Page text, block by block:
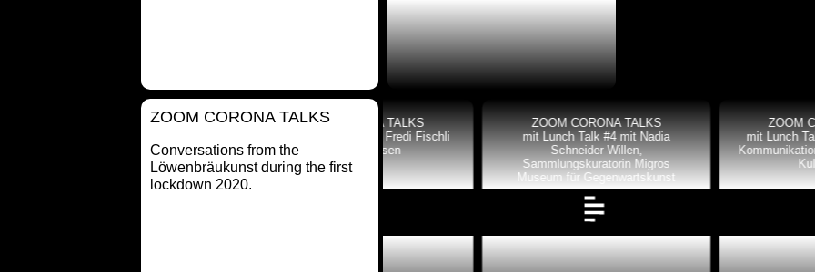
ZOOM CORONA TALKS
Conversations from the
Löwenbräukunst during the first
lockdown 2020.
ZOOM CORONA TALKS
und Niels Olsen
ZOOM CORONA TALKS
mit Lunch Talk #4 mit Nadia
Schneider Willen,
Sammlungskuratorin Migros
Museum für Gegenwartskunst
ZOOM CORONA TALKS
mit Lunch Talk #5 mit
Kommunikationsbeauftragter